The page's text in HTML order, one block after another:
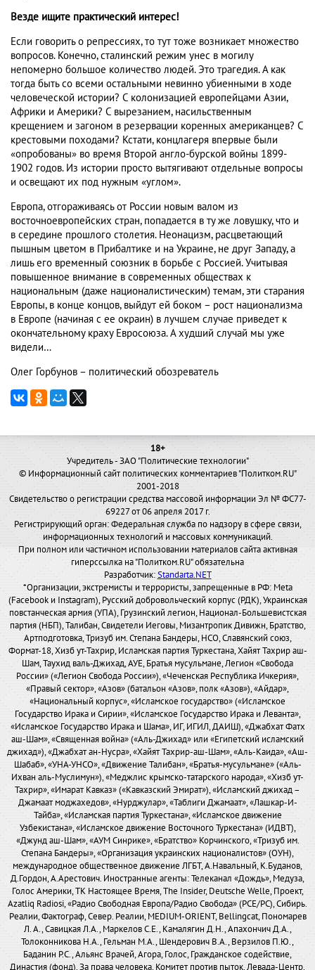
Везде ищите практический интерес!
Если говорить о репрессиях, то тут тоже возникает множество
вопросов. Конечно, сталинский режим унес в могилу
непомерно большое количество людей. Это трагедия. А как
тогда быть со всеми остальными невинно убиенными в ходе
человеческой истории? С колонизацией европейцами Азии,
Африки и Америки? С вырезанием, насильственным
крещением и загоном в резервации коренных американцев? С
крестовыми походами? Кстати, концлагеря впервые были
«опробованы» во время Второй англо-бурской войны 1899-
1902 годов. Из истории просто вытягивают отдельные вопросы
и освещают их под нужным «углом».
Европа, отгораживаясь от России новым валом из
восточноевропейских стран, попадается в ту же ловушку, что и
в середине прошлого столетия. Неонацизм, расцветающий
пышным цветом в Прибалтике и на Украине, не друг Западу, а
лишь его временный союзник в борьбе с Россией. Учитывая
повышенное внимание в современных обществах к
национальным (даже националистическим) темам, эти старания
Европы, в конце концов, выйдут ей боком – рост национализма
в Европе (начиная с ее окраин) в лучшем случае приведет к
окончательному краху Евросоюза. А худший случай мы уже
видели…
Олег Горбунов – политический обозреватель
18+
Учредитель - ЗАО "Политические технологии"
© Информационный сайт политических комментариев "Политком.RU"
2001-2018
Свидетельство о регистрации средства массовой информации Эл № ФС77-
69227 от 06 апреля 2017 г.
Регистрирующий орган: Федеральная служба по надзору в сфере связи,
информационных технологий и массовых коммуникаций.
При полном или частичном использовании материалов сайта активная
гиперссылка на "Политком.RU" обязательна
Разработчик:Standarta.NET
*Организации, экстремисты и террористы, запрещенные в РФ: Meta
(Facebook и Instagram), Русский добровольческий корпус (РДК), Украинская
повстанческая армия (УПА), Грузинский легион, Национал-Большевистская
партия (НБП), Талибан, Свидетели Иеговы, Мизантропик Дивижн, Братство,
Артподготовка, Тризуб им. Степана Бандеры, НСО, Славянский союз,
Формат-18, Хизб ут-Тахрир, Исламская партия Туркестана, Хайят Тахрир аш-
Шам, Таухид валь-Джихад, АУЕ, Братья мусульмане, Легион «Свобода
России» («Легион Свобода России»), «Чеченская Республика Ичкерия»,
«Правый сектор», «Азов» (батальон «Азов», полк «Азов»), «Айдар»,
«Национальный корпус», «Исламское государство» («Исламское
Государство Ирака и Сирии», «Исламское Государство Ирака и Леванта»,
«Исламское Государство Ирака и Шама», ИГ, ИГИЛ, ДАИШ), «Джабхат Фатх
аш-Шам», «Священная война» («Аль-Джихад» или «Египетский исламский
джихад»), «Джабхат ан-Нусра», «Хайят Тахрир-аш-Шам», «Аль-Каида», «Аш-
Шабаб», «УНА-УНСО», «Движение Талибан», «Братья-мусульмане» («Аль-
Ихван аль-Муслимун»), «Меджлис крымско-татарского народа», «Хизб ут-
Тахрир», «Имарат Кавказ» («Кавказский Эмират»), «Исламский джихад –
Джамаат моджахедов», «Нурджулар», «Таблиги Джамаат», «Лашкар-И-
Тайба», «Исламская партия Туркестана», «Исламское движение
Узбекистана», «Исламское движение Восточного Туркестана» (ИДВТ),
«Джунд аш-Шам», «АУМ Синрике», «Братство» Корчинского, «Тризуб им.
Степана Бандеры», «Организация украинских националистов» (ОУН),
международное общественное движение ЛГБТ, А.Навальный, К.Буданов,
Д.Гордон, А.Арестович. Иностранные агенты: Телеканал «Дождь», Медуза,
Голос Америки, ТК Настоящее Время, The Insider, Deutsche Welle, Проект,
Azatliq Radiosi, «Радио Свободная Европа/Радио Свобода» (PCE/PC), Сибирь.
Реалии, Фактограф, Север. Реалии, MEDIUM-ORIENT, Bellingcat, Пономарев
Л. А., Савицкая Л.А., Маркелов С.Е., Камалягин Д.Н., Апахончич Д.А.,
Толоконникова Н.А., Гельман М.А., Шендерович В.А., Верзилов П.Ю.,
Баданин Р.С., Альянс Врачей, Агора, Голос, Гражданское содействие,
Династия (фонд), За права человека, Комитет против пыток, Левада-Центр,